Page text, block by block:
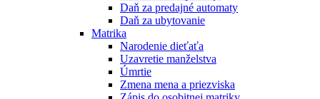
Daň za predajné automaty
Daň za ubytovanie
Matrika
Narodenie dieťaťa
Uzavretie manželstva
Úmrtie
Zmena mena a priezviska